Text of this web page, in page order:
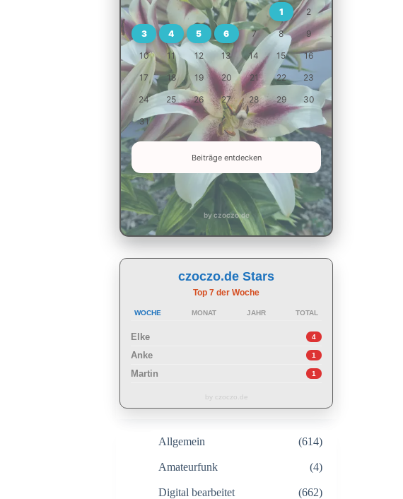
1 2
3 4 5 6 7 8 9
10 11 12 13 14 15 16
17 18 19 20 21 22 23
24 25 26 27 28 29 30
31
Beiträge entdecken
by czoczo.de
czoczo.de Stars
Top 7 der Woche
WOCHE MONAT JAHR TOTAL
Elke 4
Anke 1
Martin 1
by czoczo.de
Allgemein (614)
Amateurfunk (4)
Digital bearbeitet (662)